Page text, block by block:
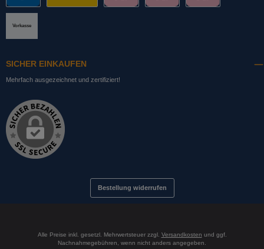
Vorkasse
SICHER EINKAUFEN
Mehrfach ausgezeichnet und zertifiziert!
Bestellung widerrufen
Alle Preise inkl. gesetzl. Mehrwertsteuer zzgl. Versandkosten und ggf.
Nachnahmegebühren, wenn nicht anders angegeben.